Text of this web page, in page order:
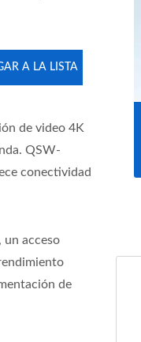
A LA LISTA
de video 4K
QSW-
conectividad
un acceso
de
L2+